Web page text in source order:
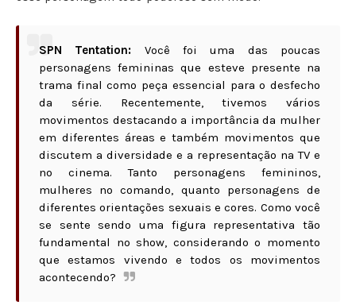
SPN Tentation: Você foi uma das poucas
personagens femininas que esteve presente na
trama final como peça essencial para o desfecho
da série. Recentemente, tivemos vários
movimentos destacando a importância da mulher
em diferentes áreas e também movimentos que
discutem a diversidade e a representação na TV e
no cinema. Tanto personagens femininos,
mulheres no comando, quanto personagens de
diferentes orientações sexuais e cores. Como você
se sente sendo uma figura representativa tão
fundamental no show, considerando o momento
que estamos vivendo e todos os movimentos
acontecendo?